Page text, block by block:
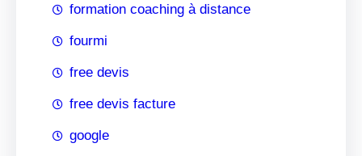
formation coaching à distance
fourmi
free devis
free devis facture
google